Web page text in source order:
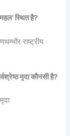
स्थित है?
राष्ट्रीय
मृदा कौनसी है?